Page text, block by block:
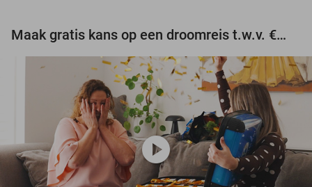
Maak gratis kans op een droomreis t.w.v. €3.000!
play_circle